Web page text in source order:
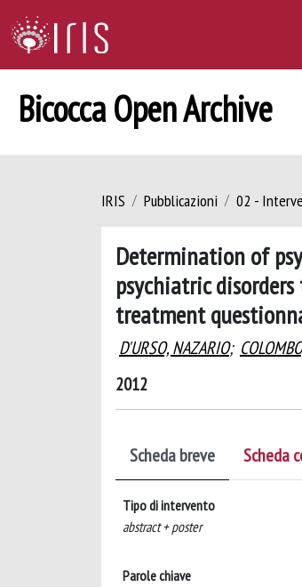
Bicocca Open Archive
IRIS Pubblicazioni 02 -
Determination of
psychiatric
treatment
D'URSO, NAZARIO;
2012
Scheda breve Scheda
Tipo di intervento
abstract + poster
Parole chiave